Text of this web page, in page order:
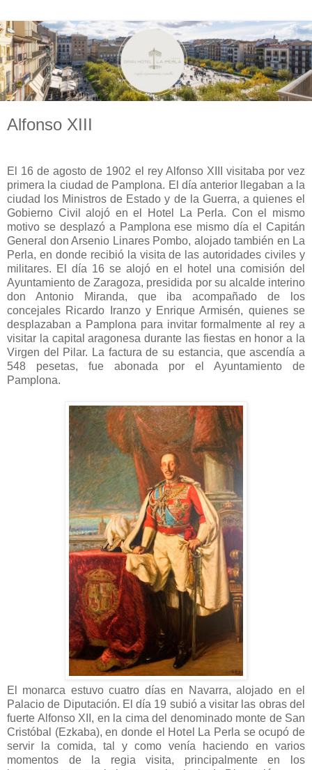
Alfonso XIII
El 16 de agosto de 1902 el rey Alfonso XIII visitaba por vez
primera la ciudad de Pamplona. El día anterior llegaban a la
ciudad los Ministros de Estado y de la Guerra, a quienes el
Gobierno Civil alojó en el Hotel La Perla. Con el mismo
motivo se desplazó a Pamplona ese mismo día el Capitán
General don Arsenio Linares Pombo, alojado también en La
Perla, en donde recibió la visita de las autoridades civiles y
militares. El día 16 se alojó en el hotel una comisión del
Ayuntamiento de Zaragoza, presidida por su alcalde interino
don Antonio Miranda, que iba acompañado de los
concejales Ricardo Iranzo y Enrique Armisén, quienes se
desplazaban a Pamplona para invitar formalmente al rey a
visitar la capital aragonesa durante las fiestas en honor a la
Virgen del Pilar. La factura de su estancia, que ascendía a
548 pesetas, fue abonada por el Ayuntamiento de
Pamplona.
El monarca estuvo cuatro días en Navarra, alojado en el
Palacio de Diputación. El día 19 subió a visitar las obras del
fuerte Alfonso XII, en la cima del denominado monte de San
Cristóbal (Ezkaba), en donde el Hotel La Perla se ocupó de
servir la comida, tal y como venía haciendo en varios
momentos de la regia visita, principalmente en los